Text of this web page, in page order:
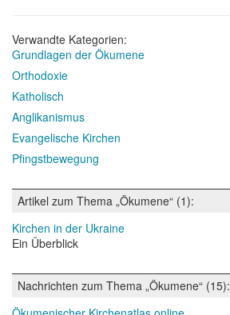
Verwandte Kategorien:
Grundlagen der Ökumene
Orthodoxie
Katholisch
Anglikanismus
Evangelische Kirchen
Pfingstbewegung
Artikel zum Thema „Ökumene“ (1):
Kirchen in der Ukraine
Ein Überblick
Nachrichten zum Thema „Ökumene“ (15):